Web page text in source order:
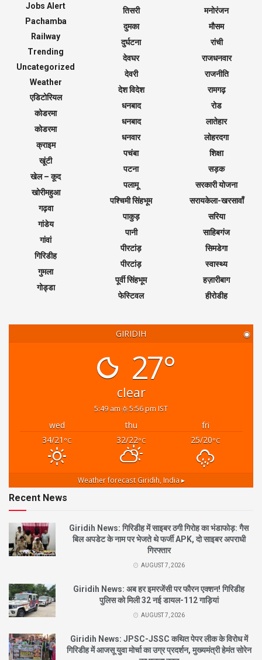
Jobs Alert
Pachamba
Railway
Trending
Uncategorized
Weather
एडिटोरियल
कोडरमा
कोडरमा
क्राइम
खूंटी
खेल – कूद
खोरीमहुआ
गढ़वा
गांडेय
गांवां
गिरिडीह
गुमला
गोड्डा
तिसरी
दुमका
दुर्घटना
देवघर
देवरी
देश विदेश
धनबाद
धनबाद
धनवार
पचंबा
पटना
पलामू
पश्चिमी सिंहभूम
पाकुड़
पानी
पीरटांड़
पीरटांड़
पूर्वी सिंहभूम
फेस्टिवल
मनोरंजन
मौसम
रांची
राजधनवार
राजनीति
रामगढ़
रोड
लातेहार
लोहरदगा
शिक्षा
सड़क
सरकारी योजना
सरायकेला-खरसावाँ
सरिया
साहिबगंज
सिमडेगा
स्वास्थ्य
हज़ारीबाग
हीरोडीह
GIRIDIH ◉
27°
clear
5:49 am 5:56 pm IST
wed thu
fri
34/21 °C 32/22°C 25/20°C
Weather forecast Giridih, India ▸
Recent News
Giridih News: गिरिडीह में साइबर ठगी गिरोह का भंडाफोड़: गैस
बिल अपडेट के नाम पर भेजते थे फर्जी APK, दो साइबर अपराधी
गिरफ्तार
AUGUST 7, 2026
Giridih News: अब हर इमरजेंसी पर फौरन एक्शन! गिरिडीह
पुलिस को मिली 32 नई डायल-112 गाड़ियां
AUGUST 7, 2026
Giridih News: JPSC-JSSC कथित पेपर लीक के विरोध में
गिरिडीह में आजसू युवा मोर्चा का उग्र प्रदर्शन, मुख्यमंत्री हेमंत सोरेन